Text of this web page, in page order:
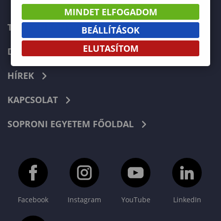
TELEFONKÖNYV
DOKUMENTUMOK
HÍREK
KAPCSOLAT
SOPRONI EGYETEM FŐOLDAL
Facebook Instagram YouTube LinkedIn
MINDET ELFOGADOM
BEÁLLÍTÁSOK
ELUTASÍTOM